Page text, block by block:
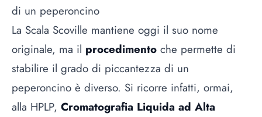
di un peperoncino
La Scala Scoville mantiene oggi il suo nome
originale, ma il procedimento che permette di
stabilire il grado di piccantezza di un
peperoncino è diverso. Si ricorre infatti, ormai,
alla HPLP, Cromatografia Liquida ad Alta